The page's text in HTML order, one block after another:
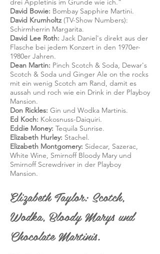
drei Appletinis im Grunde wie ich.“
David Bowie: Bombay Sapphire Martini.
David Krumholtz(TV-Show Numbers):
Schirmherrin Margarita.
David Lee Roth: Jack Daniel's direkt aus der
Flasche bei jedem Konzert in den 1970er-
1980er Jahren.
Dean Martin: Pinch Scotch & Soda, Dewar's
Scotch & Soda und Ginger Ale on the rocks
mit ein wenig Scotch am Rand, damit es
aussah und roch wie ein Drink in der Playboy
Mansion.
Don Rickles: Gin und Wodka Martinis.
Ed Koch: Kokosnuss-Daiquiri.
Eddie Money: Tequila Sunrise.
Elizabeth Hurley: Stachel.
Elizabeth Montgomery: Sidecar, Sazerac,
White Wine, Smirnoff Bloody Mary und
Smirnoff Screwdriver in der Playboy
Mansion.
Elizabeth Taylor: Scotch,
Wodka, Bloody Marys und
Chocolate Martinis.